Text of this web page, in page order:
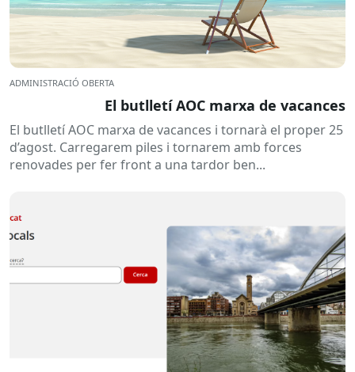
ADMINISTRACIÓ OBERTA
El butlletí AOC marxa de vacances
El butlletí AOC marxa de vacances i tornarà el proper 25
d’agost. Carregarem piles i tornarem amb forces
renovades per fer front a una tardor ben...